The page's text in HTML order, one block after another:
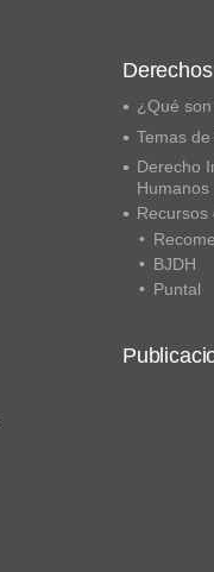
¿Qué
Temas
Derecho
Humanos
Recursos
BJDH
Puntal